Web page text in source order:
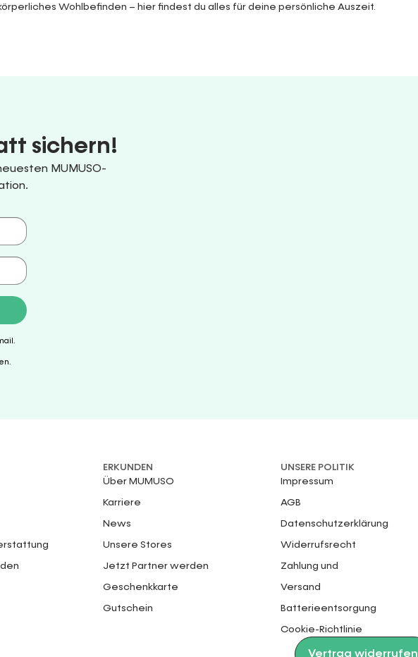
Wohlbefinden – hier findest du alles für deine persönliche Auszeit.
sichern!
MUMUSO-
ERKUNDEN
Über MUMUSO
Karriere
News
Unsere Stores
Jetzt Partner werden
Geschenkkarte
Gutschein
UNSERE POLITIK
Impressum
AGB
Datenschutzerklärung
Widerrufsrecht
Zahlung und
Versand
Batterieentsorgung
Cookie-Richtlinie
Vertrag widerrufen